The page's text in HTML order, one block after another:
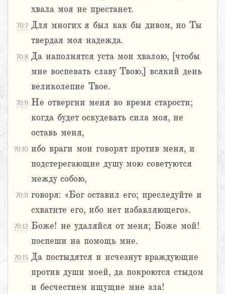
хвала моя не престанет.
70:7 Для многих я был как бы дивом, но Ты
твердая моя надежда.
70:8 Да наполнятся уста мои хвалою, [чтобы
мне воспевать славу Твою,] всякий день
великолепие Твое.
70:9 Не отвергни меня во время старости;
когда будет оскудевать сила моя, не
оставь меня,
70:10 ибо враги мои говорят против меня, и
подстерегающие душу мою советуются
между собою,
70:11 говоря: «Бог оставил его; преследуйте и
схватите его, ибо нет избавляющего».
70:12 Боже! не удаляйся от меня; Боже мой!
поспеши на помощь мне.
70:13 Да постыдятся и исчезнут враждующие
против души моей, да покроются стыдом
и бесчестием ищущие мне зла!